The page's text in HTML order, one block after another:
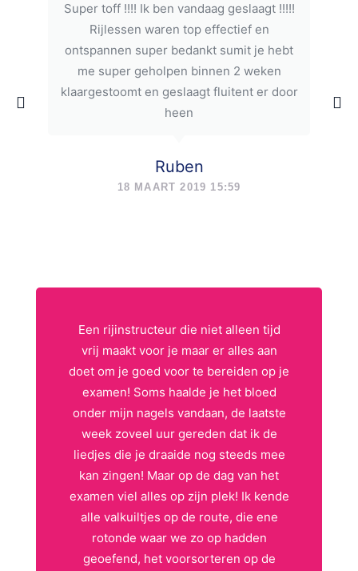
Super toff !!!! Ik ben vandaag geslaagt !!!!!
Rijlessen waren top effectief en
ontspannen super bedankt sumit je hebt
me super geholpen binnen 2 weken
klaargestoomt en geslaagt fluitent er door
heen
Ruben
18 MAART 2019 15:59
Een rijinstructeur die niet alleen tijd
vrij maakt voor je maar er alles aan
doet om je goed voor te bereiden op je
examen! Soms haalde je het bloed
onder mijn nagels vandaan, de laatste
week zoveel uur gereden dat ik de
liedjes die je draaide nog steeds mee
kan zingen! Maar op de dag van het
examen viel alles op zijn plek! Ik kende
alle valkuiltjes op de route, die ene
rotonde waar we zo op hadden
geoefend, het voorsorteren op de